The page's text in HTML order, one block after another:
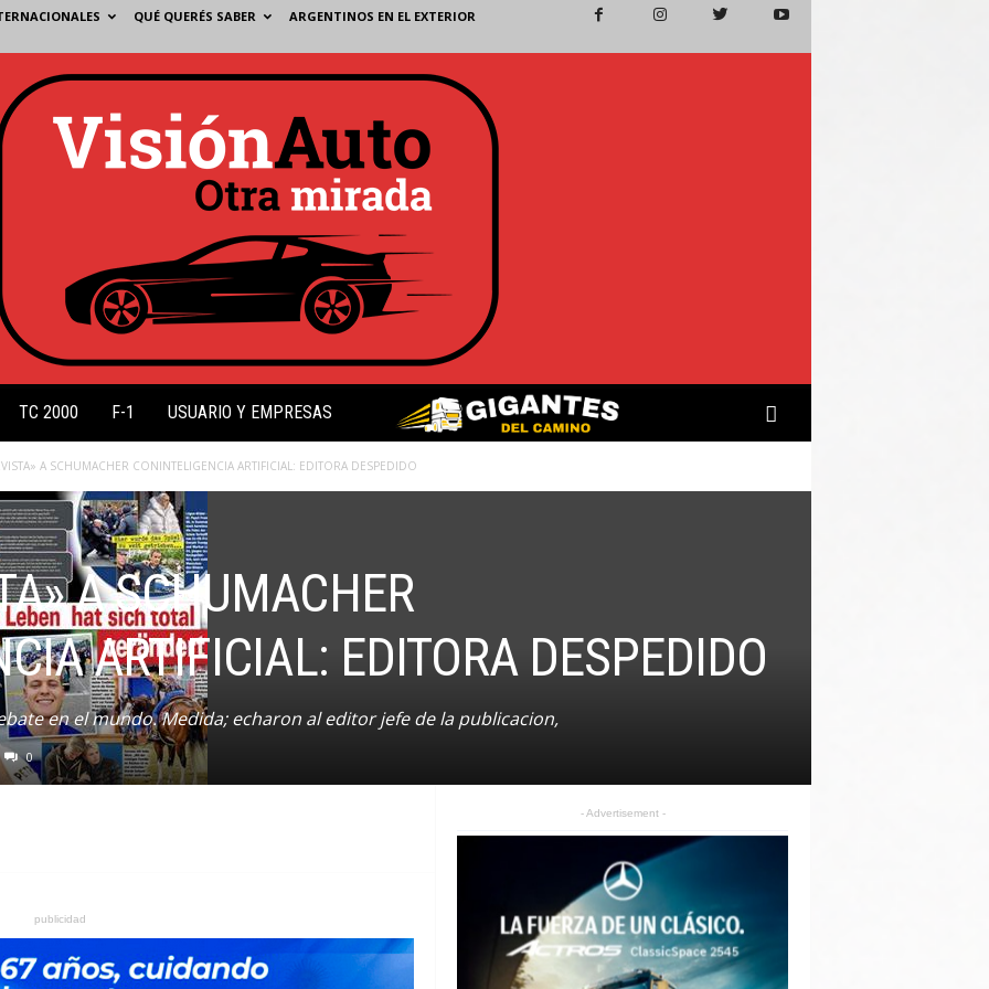
QUÉ QUERÉS SABER ARGENTINOS EN EL EXTERIOR
TC 2000 F-1 USUARIO Y EMPRESAS
A SCHUMACHER CONINTELIGENCIA ARTIFICIAL: EDITORA DESPEDIDO
A SCHUMACHER
ARTIFICIAL: EDITORA DESPEDIDO
en el mundo. Medida; echaron al editor jefe de la publicacion,
0
publicidad
- Advertisement -